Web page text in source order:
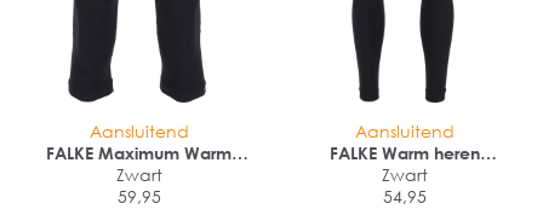
Aansluitend
FALKE Maximum Warm
heren thermo broek 3/4
Zwart
59,95
Aansluitend
FALKE Warm heren
thermobroek
Zwart
54,95